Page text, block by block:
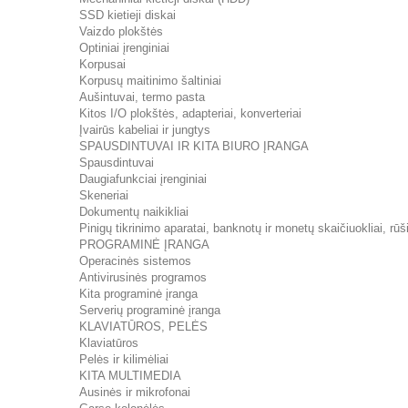
SSD kietieji diskai
Vaizdo plokštės
Optiniai įrenginiai
Korpusai
Korpusų maitinimo šaltiniai
Aušintuvai, termo pasta
Kitos I/O plokštės, adapteriai, konverteriai
Įvairūs kabeliai ir jungtys
SPAUSDINTUVAI IR KITA BIURO ĮRANGA
Spausdintuvai
Daugiafunkciai įrenginiai
Skeneriai
Dokumentų naikikliai
Pinigų tikrinimo aparatai, banknotų ir monetų skaičiuokliai,
PROGRAMINĖ ĮRANGA
Operacinės sistemos
Antivirusinės programos
Kita programinė įranga
Serverių programinė įranga
KLAVIATŪROS, PELĖS
Klaviatūros
Pelės ir kilimėliai
KITA MULTIMEDIA
Ausinės ir mikrofonai